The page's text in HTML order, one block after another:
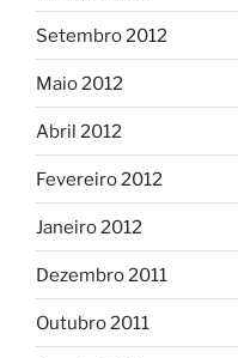
Setembro 2012
Maio 2012
Abril 2012
Fevereiro 2012
Janeiro 2012
Dezembro 2011
Outubro 2011